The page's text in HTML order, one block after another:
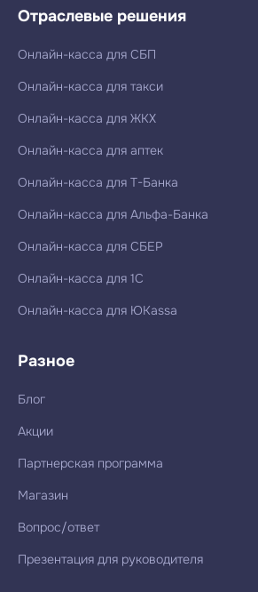
Отраслевые решения
Онлайн-касса для СБП
Онлайн-касса для такси
Онлайн-касса для ЖКХ
Онлайн-касса для аптек
Онлайн-касса для Т-Банка
Онлайн-касса для Альфа-Банка
Онлайн-касса для СБЕР
Онлайн-касса для 1С
Онлайн-касса для ЮKassa
Разное
Блог
Акции
Партнерская программа
Магазин
Вопрос/ответ
Презентация для руководителя